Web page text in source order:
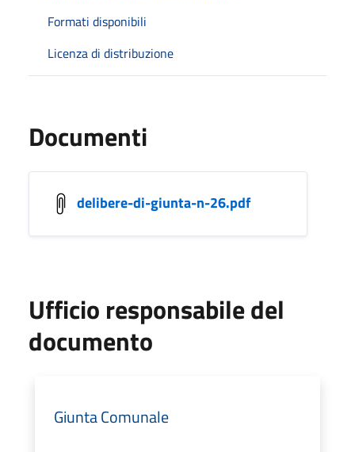
Formati disponibili
Licenza di distribuzione
Documenti
delibere-di-giunta-n-26.pdf
Ufficio responsabile del
documento
Giunta Comunale